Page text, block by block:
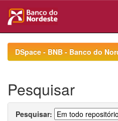
navigationDSpace - BNB - Banco do
Pesquisar
Pesquisar: